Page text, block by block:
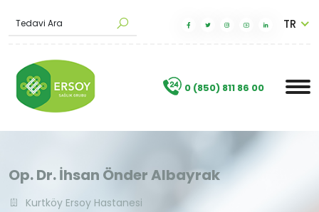
0 (850) 811 86 00
.
Tedavi Ara TR
Op. Dr. İhsan Önder Albayrak
Kurtköy Ersoy Hastanesi